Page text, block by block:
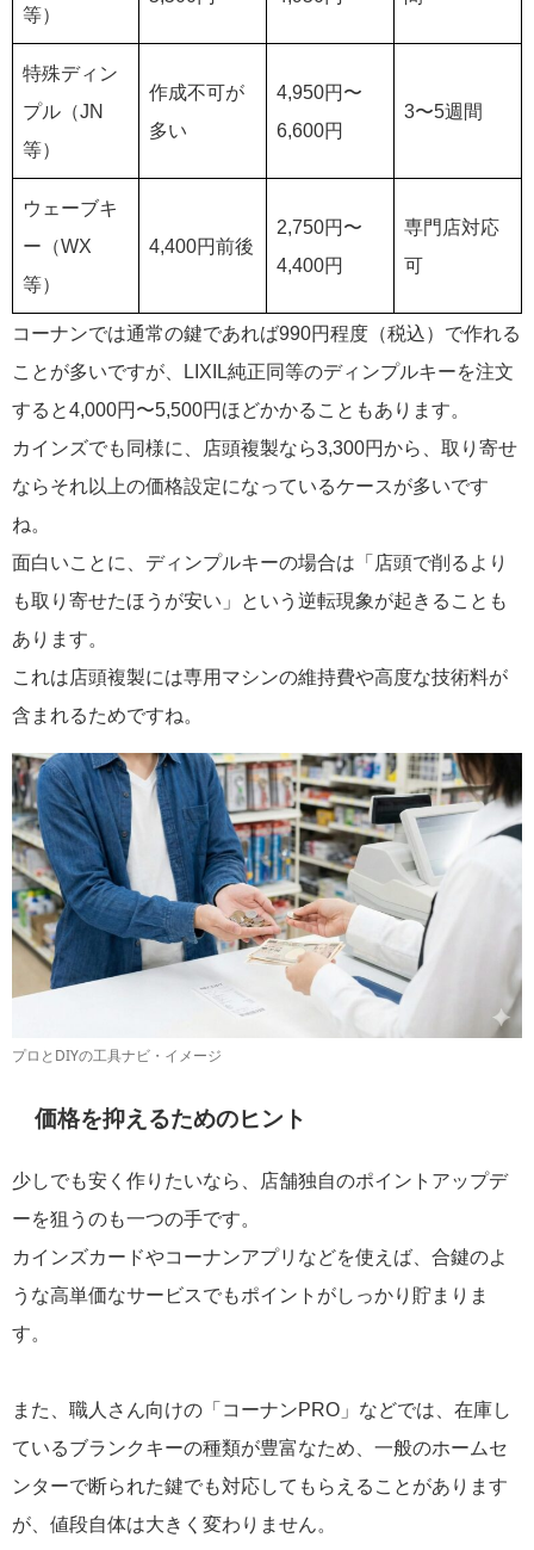
等）
特殊ディン
プル（JN
等）
作成不可が
多い
4,950円〜
6,600円
3〜5週間
ウェーブキ
ー（WX
等）
4,400円前後
2,750円〜
4,400円
専門店対応
可
コーナンでは通常の鍵であれば990円程度（税込）で作れる
ことが多いですが、LIXIL純正同等のディンプルキーを注文
すると4,000円〜5,500円ほどかかることもあります。
カインズでも同様に、店頭複製なら3,300円から、取り寄せ
ならそれ以上の価格設定になっているケースが多いです
ね。
面白いことに、ディンプルキーの場合は「店頭で削るより
も取り寄せたほうが安い」という逆転現象が起きることも
あります。
これは店頭複製には専用マシンの維持費や高度な技術料が
含まれるためですね。
プロとDIYの工具ナビ・イメージ
価格を抑えるためのヒント
少しでも安く作りたいなら、店舗独自のポイントアップデ
ーを狙うのも一つの手です。
カインズカードやコーナンアプリなどを使えば、合鍵のよ
うな高単価なサービスでもポイントがしっかり貯まりま
す。
また、職人さん向けの「コーナンPRO」などでは、在庫し
ているブランクキーの種類が豊富なため、一般のホームセ
ンターで断られた鍵でも対応してもらえることがあります
が、値段自体は大きく変わりません。